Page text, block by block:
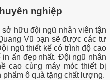
nghiệp
hữu đội ngũ nhân viên tận
Vũ bạn sẽ được các tư
ngũ thiết kế có trình độ cao
ấn đẹp nhất. Đội ngũ nhân
cao cùng máy móc thiết bị
phẩm ô quà tặng chất lượng.